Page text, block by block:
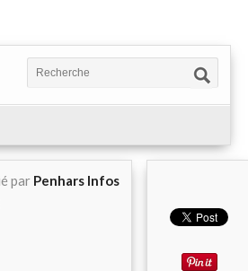
par Penhars Infos